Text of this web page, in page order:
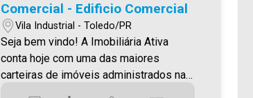
Comercial - Edificio Comercial
Vila Industrial - Toledo/PR
Seja bem vindo! A Imobiliária Ativa
conta hoje com uma das maiores
carteiras de imóveis administrados na